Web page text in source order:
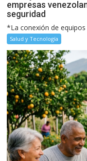
empresas
seguridad
*La conexión de
Salud y Tecnología